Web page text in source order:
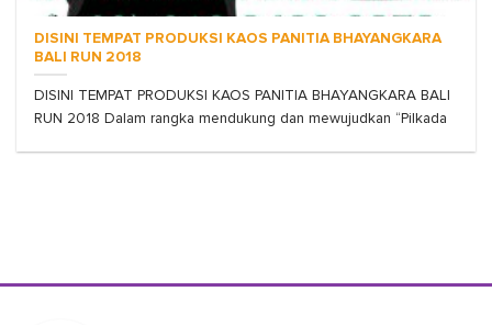
DISINI TEMPAT PRODUKSI KAOS PANITIA BHAYANGKARA
BALI RUN 2018
DISINI TEMPAT PRODUKSI KAOS PANITIA BHAYANGKARA BALI
RUN 2018 Dalam rangka mendukung dan mewujudkan “Pilkada